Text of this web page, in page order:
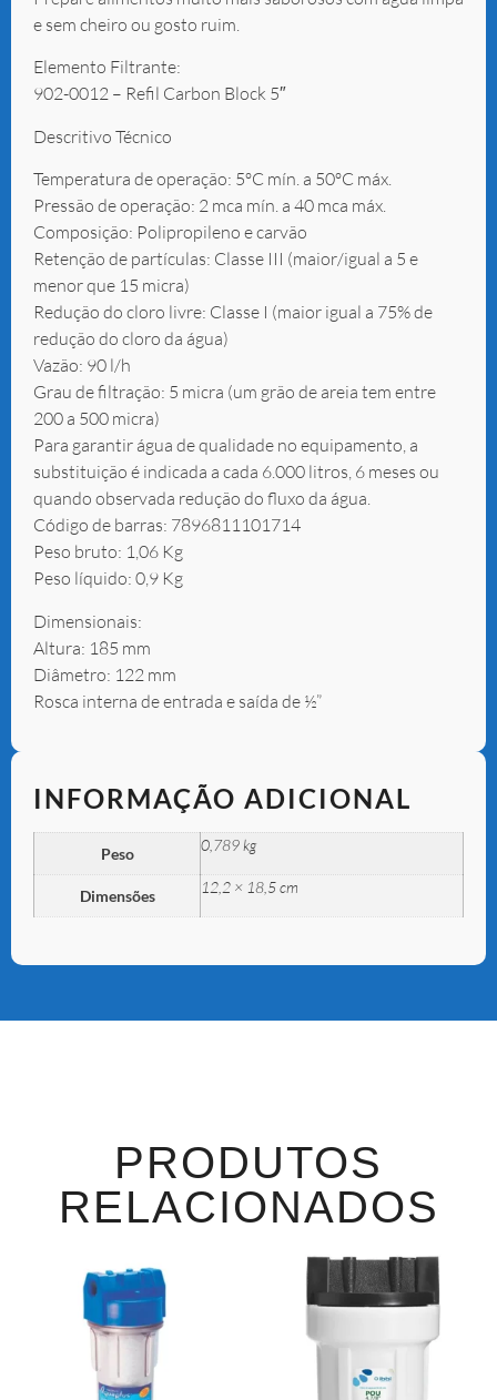
e sem cheiro ou gosto ruim.
Elemento Filtrante:
902-0012 – Refil Carbon Block 5″
Descritivo Técnico
Temperatura de operação: 5ºC mín. a 50ºC máx.
Pressão de operação: 2 mca mín. a 40 mca máx.
Composição: Polipropileno e carvão
Retenção de partículas: Classe III (maior/igual a 5 e
menor que 15 micra)
Redução do cloro livre: Classe I (maior igual a 75% de
redução do cloro da água)
Vazão: 90 l/h
Grau de filtração: 5 micra (um grão de areia tem entre
200 a 500 micra)
Para garantir água de qualidade no equipamento, a
substituição é indicada a cada 6.000 litros, 6 meses ou
quando observada redução do fluxo da água.
Código de barras: 7896811101714
Peso bruto: 1,06 Kg
Peso líquido: 0,9 Kg
Dimensionais:
Altura: 185 mm
Diâmetro: 122 mm
Rosca interna de entrada e saída de ½”
INFORMAÇÃO ADICIONAL
Peso 0,789 kg
Dimensões 12,2 × 18,5 cm
PRODUTOS
RELACIONADOS